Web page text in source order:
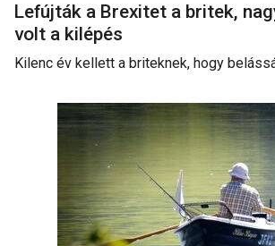
Lefújták a Brexitet a britek,
volt a kilépés
Kilenc év kellett a briteknek, hogy